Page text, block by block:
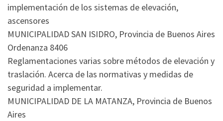
implementación de los sistemas de elevación,
ascensores
MUNICIPALIDAD SAN ISIDRO, Provincia de Buenos Aires
Ordenanza 8406
Reglamentaciones varias sobre métodos de elevación y
traslación. Acerca de las normativas y medidas de
seguridad a implementar.
MUNICIPALIDAD DE LA MATANZA, Provincia de Buenos
Aires